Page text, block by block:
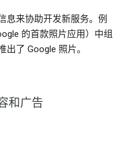
息来协助开发新服务。例
的首款照片应用）中组
了 Google 照片。
和广告